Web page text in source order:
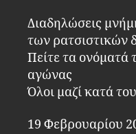
Διαδηλώσεις
των ρατσιστικών
Πείτε τα ονόματά
αγώνας
Όλοι μαζί κατά
19 Φεβρουαρίου